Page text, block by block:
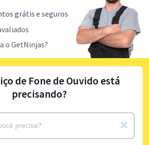
grátis e seguros
o GetNinjas?
de Fone de Ouvido está
precisando?